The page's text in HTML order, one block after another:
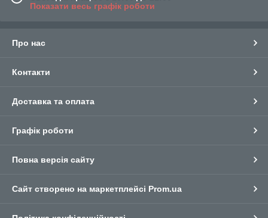
Показати весь графік роботи
Про нас
Контакти
Доставка та оплата
Графік роботи
Повна версія сайту
Сайт створено на маркетплейсі Prom.ua